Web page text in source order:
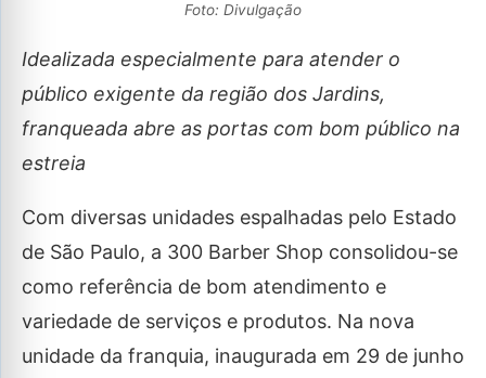
Foto: Divulgação
Idealizada especialmente para atender o
público exigente da região dos Jardins,
franqueada abre as portas com bom público na
estreia
Com diversas unidades espalhadas pelo Estado
de São Paulo, a 300 Barber Shop consolidou-se
como referência de bom atendimento e
variedade de serviços e produtos. Na nova
unidade da franquia, inaugurada em 29 de junho